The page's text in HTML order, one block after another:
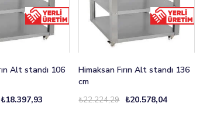
₺18.397,93
Himaksan Fırın Alt standı 136
cm
₺20.578,04
₺22.224,29